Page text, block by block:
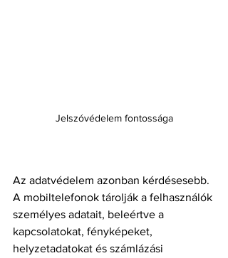
Jelszóvédelem fontossága
Az adatvédelem azonban kérdésesebb.
A mobiltelefonok tárolják a felhasználók
személyes adatait, beleértve a
kapcsolatokat, fényképeket,
helyzetadatokat és számlázási